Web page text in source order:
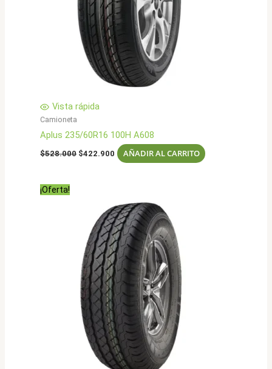
Vista rápida
Camioneta
Aplus 235/60R16 100H A608
$528.000 El
$422.900 El
precio
AÑADIR AL CARRITO
¡Oferta!